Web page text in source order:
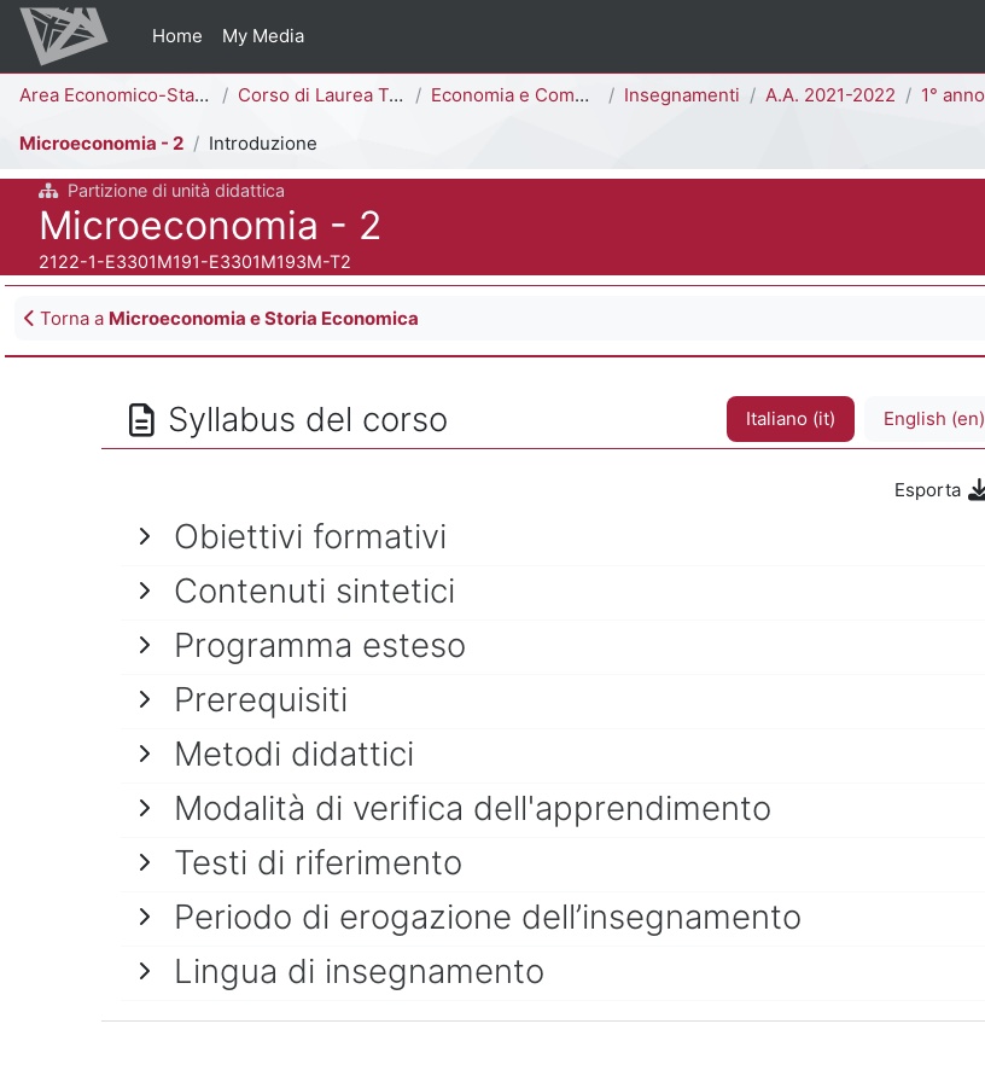
Vai al contenuto principale
Home
My Media
Percorso della paginaArea Economico-Statistica Corso di Laurea Triennale Economia e Commercio [E3301M] Insegnamenti A.A. 2021-2022 1° anno
Microeconomia - 2 Introduzione
Partizione di unità didattica
Titolo del corso
Microeconomia - 2
Codice identificativo del corso
2122-1-E3301M191-E3301M193M-T2
Blocchi
Torna a Microeconomia e Storia Economica
Syllabus del corso Italiano ‎(it)‎ English ‎(en)‎
Esporta
Obiettivi formativi
Contenuti sintetici
Programma esteso
Prerequisiti
Metodi didattici
Modalità di verifica dell'apprendimento
Testi di riferimento
Periodo di erogazione dell’insegnamento
Lingua di insegnamento